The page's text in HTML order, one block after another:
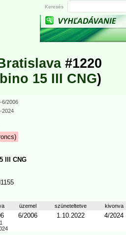
#1220
15 III CNG)
-6/2006
-2024
III CNG
üzemel szüneteltetve kivonva
6/2006 1.10.2022 4/2024
Keresés